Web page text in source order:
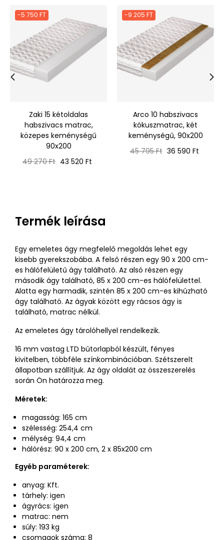
-5 750 FT
Zaki 15 kétoldalas
habszivacs matrac,
közepes keménységű
90x200
Normál
49 270 Ft Ár
43 520 Ft
-9 205 FT
Arco 10 habszivacs
kókuszmatrac, két
keménységű, 90x200
Normál
45 795 Ft Ár
36 590 Ft
Termék leírása
Egy emeletes ágy megfelelő megoldás lehet egy
kisebb gyerekszobába. A felső részen egy 90 x 200 cm-
es hálófelületű ágy található. Az alsó részen egy
második ágy található, 85 x 200 cm-es hálófelülettel.
Alatta egy harmadik, szintén 85 x 200 cm-es kihúzható
ágy található. Az ágyak között egy rácsos ágy is
található, matrac nélkül.
Az emeletes ágy tárolóhellyel rendelkezik.
16 mm vastag LTD bútorlapból készült, fényes
kivitelben, többféle színkombinációban. Szétszerelt
állapotban szállítjuk. Az ágy oldalát az összeszerelés
során Ön határozza meg.
Méretek:
magasság: 165 cm
szélesség: 254,4 cm
mélység: 94,4 cm
hálórész: 90 x 200 cm, 2 x 85x200 cm
Egyéb paraméterek:
anyag: Kft.
tárhely: igen
ágyrács: igen
matrac: nem
súly: 193 kg
csomagok száma: 8